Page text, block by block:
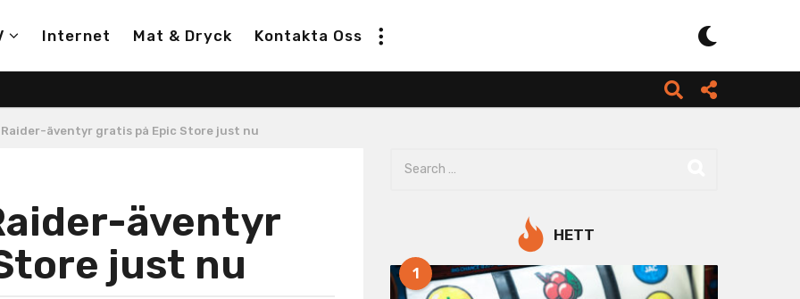
Internet Mat & Dryck Kontakta Oss
äventyr gratis på Epic Store just nu
äventyr
just nu
o
r
HETT
1